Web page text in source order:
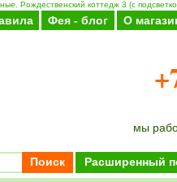
Рождественский коттедж 3 (с
Фея - блог О
мы
Поиск Расширенный